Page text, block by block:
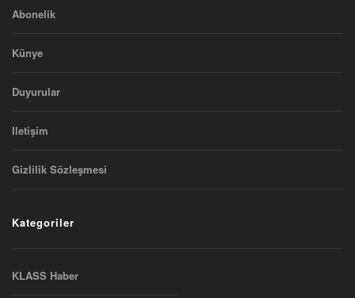
Abonelik
Künye
Duyurular
Iletişim
Gizlilik Sözleşmesi
Kategoriler
KLASS Haber